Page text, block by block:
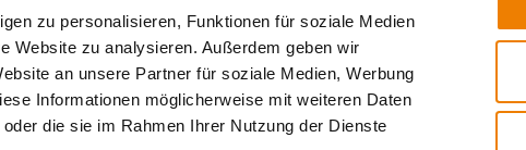
zu personalisieren, Funktionen für soziale Medien
Website zu analysieren. Außerdem geben wir
an unsere Partner für soziale Medien, Werbung
Informationen möglicherweise mit weiteren Daten
die sie im Rahmen Ihrer Nutzung der Dienste
Overslagstations
Installaties
installaties
Essener Straße 13
DE-49716 Meppen
Telefon: +49 5932 7215 0
Telefax: +49 5932 7215 30